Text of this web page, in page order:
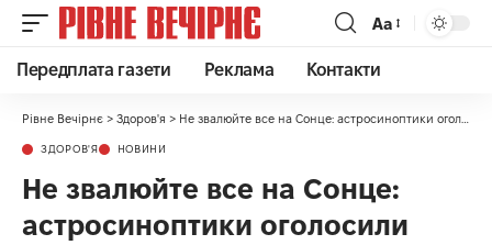
Аа
Передплата газети Реклама Контакти
Рівне Вечірнє > Здоров'я > Не звалюйте все на Сонце: астросиноптики оголосили вердикт для магнітосфери на 1 липня, який здивує багатьох
ЗДОРОВ'Я НОВИНИ
Не звалюйте все на Сонце:
астросиноптики оголосили